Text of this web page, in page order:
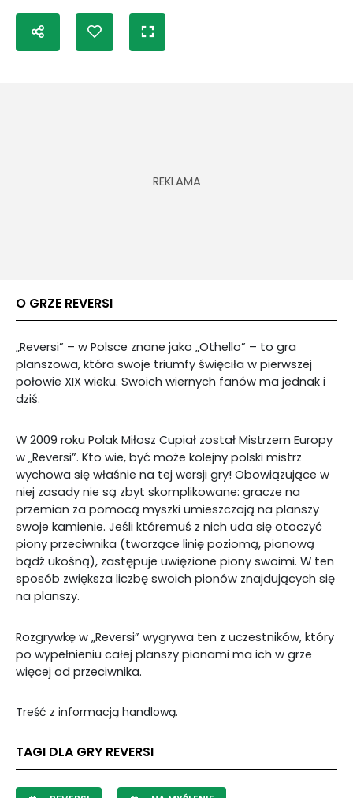
O GRZE REVERSI
„Reversi” – w Polsce znane jako „Othello” – to gra
planszowa, która swoje triumfy święciła w pierwszej
połowie XIX wieku. Swoich wiernych fanów ma jednak i
dziś.
W 2009 roku Polak Miłosz Cupiał został Mistrzem Europy
w „Reversi”. Kto wie, być może kolejny polski mistrz
wychowa się właśnie na tej wersji gry! Obowiązujące w
niej zasady nie są zbyt skomplikowane: gracze na
przemian za pomocą myszki umieszczają na planszy
swoje kamienie. Jeśli któremuś z nich uda się otoczyć
piony przeciwnika (tworzące linię poziomą, pionową
bądź ukośną), zastępuje uwięzione piony swoimi. W ten
sposób zwiększa liczbę swoich pionów znajdujących się
na planszy.
Rozgrywkę w „Reversi” wygrywa ten z uczestników, który
po wypełnieniu całej planszy pionami ma ich w grze
więcej od przeciwnika.
Treść z informacją handlową.
TAGI DLA GRY REVERSI